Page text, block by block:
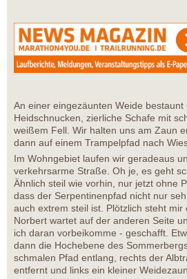
An einer eingezäunten Weide bestaunt
Heidschnucken, zierliche Schafe mit
weißem Fell. Wir halten uns am Zaun
dann auf einem Trampelpfad nach
Im Wohngebiet laufen wir geradeaus
verkehrsarme Straße. Oh je, es geht
Ähnlich steil wie vorhin, nur jetzt ohne
dass der Serpentinenpfad nicht nur
auch extrem steil ist. Plötzlich steht mir
Norbert wartet auf der anderen Seite
ich daran vorbeikomme - geschafft.
dann die Hochebene des
schmalen Pfad entlang, rechts der
entfernt und links ein kleiner